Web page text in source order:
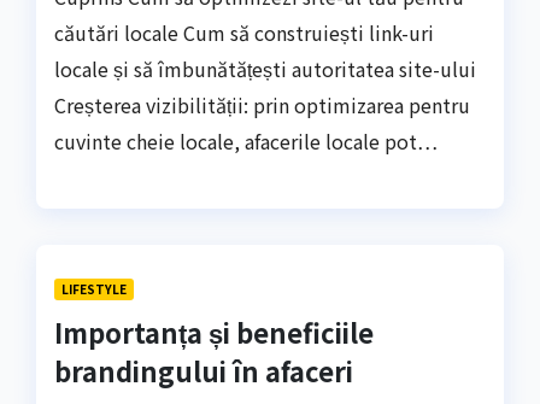
căutări locale Cum să construiești link-uri
locale și să îmbunătățești autoritatea site-ului
Creșterea vizibilității: prin optimizarea pentru
cuvinte cheie locale, afacerile locale pot…
LIFESTYLE
Importanța și beneficiile
brandingului în afaceri